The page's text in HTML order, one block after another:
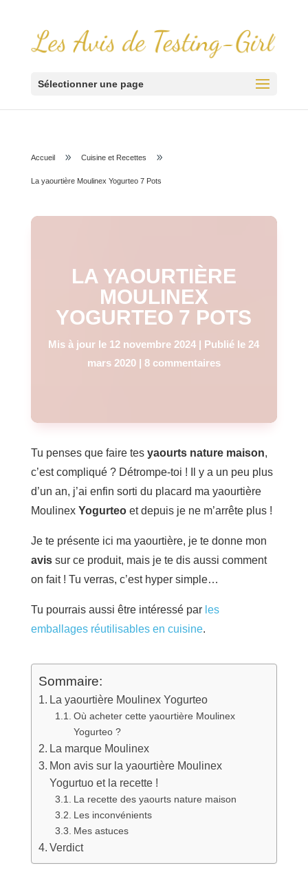
Sélectionner une page
Accueil 9 Cuisine et Recettes 9
La yaourtière Moulinex Yogurteo 7 Pots
LA YAOURTIÈRE
MOULINEX
YOGURTEO 7 POTS
Mis à jour le 12 novembre 2024 | Publié le 24
mars 2020| 8 commentaires
Tu penses que faire tes yaourts nature maison,
c’est compliqué ? Détrompe-toi ! Il y a un peu plus
d’un an, j’ai enfin sorti du placard ma yaourtière
Moulinex Yogurteo et depuis je ne m’arrête plus !
Je te présente ici ma yaourtière, je te donne mon
avissur ce produit, mais je te dis aussi comment
on fait ! Tu verras, c’est hyper simple…
Tu pourrais aussi être intéressé par les
emballages réutilisables en cuisine.
Sommaire:
La yaourtière Moulinex Yogurteo
Où acheter cette yaourtière Moulinex
Yogurteo ?
La marque Moulinex
Mon avis sur la yaourtière Moulinex
Yogurtuo et la recette !
La recette des yaourts nature maison
Les inconvénients
Mes astuces
Verdict